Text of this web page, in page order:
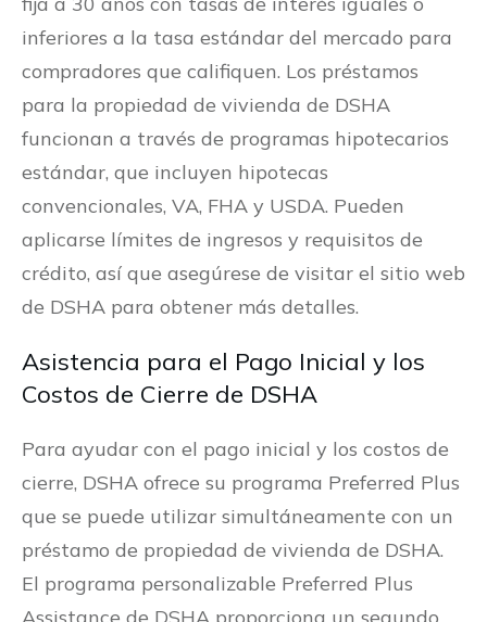
inferiores a la tasa estándar del mercado para
compradores que califiquen. Los préstamos
para la propiedad de vivienda de DSHA
funcionan a través de programas hipotecarios
estándar, que incluyen hipotecas
convencionales, VA, FHA y USDA. Pueden
aplicarse límites de ingresos y requisitos de
crédito, así que asegúrese de visitar el sitio web
de DSHA para obtener más detalles.
Asistencia para el Pago Inicial y los
Costos de Cierre de DSHA
Para ayudar con el pago inicial y los costos de
cierre, DSHA ofrece su programa Preferred Plus
que se puede utilizar simultáneamente con un
préstamo de propiedad de vivienda de DSHA.
El programa personalizable Preferred Plus